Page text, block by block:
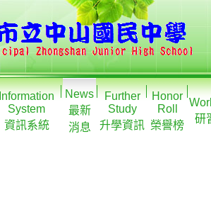
System
資訊系統
News
最新
消息
Further
Study
升學資訊
Honor
Roll
榮譽榜
研